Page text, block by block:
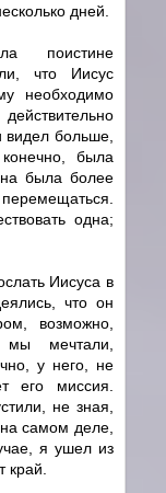
дней.
поистине
что Иисус
необходимо
видел больше,
была
была более
одна;
Иисуса в
что он
возможно,
мечтали,
у него, не
его миссия.
не зная,
самом деле,
я ушел из
край.